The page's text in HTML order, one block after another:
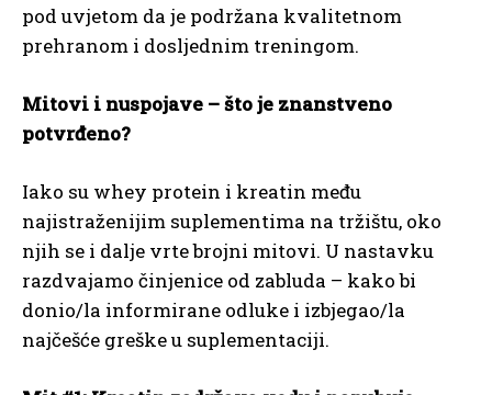
pod uvjetom da je podržana kvalitetnom
prehranom i dosljednim treningom.
Mitovi i nuspojave – što je znanstveno
potvrđeno?
Iako su whey protein i kreatin među
najistraženijim suplementima na tržištu, oko
njih se i dalje vrte brojni mitovi. U nastavku
razdvajamo činjenice od zabluda – kako bi
donio/la informirane odluke i izbjegao/la
najčešće greške u suplementaciji.